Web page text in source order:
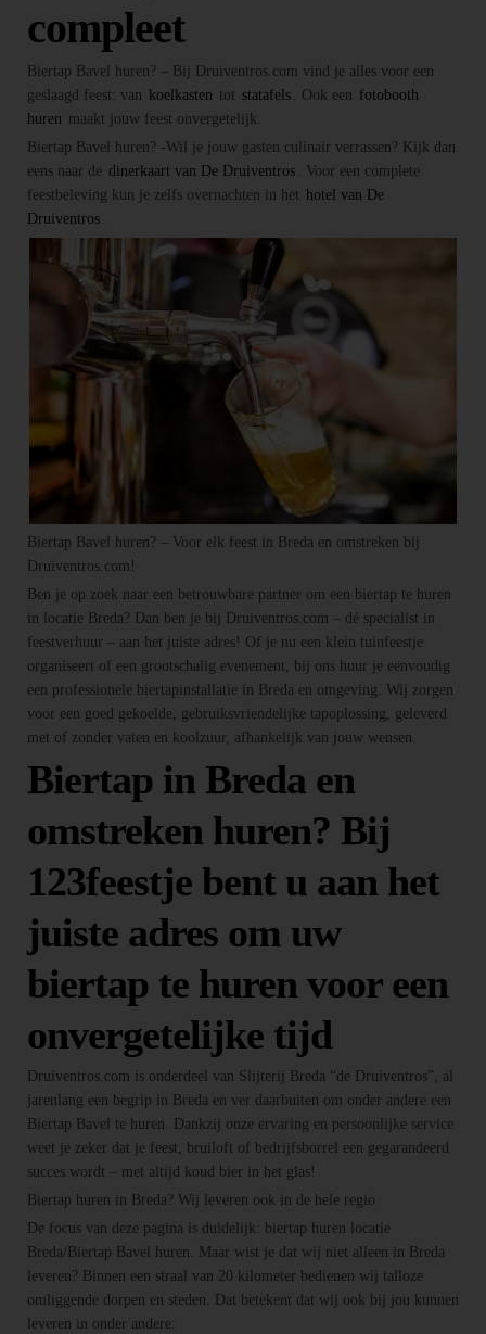
compleet
Biertap Bavel huren? – Bij Druiventros.com vind je alles voor een
geslaagd feest: van
koelkasten tot statafels . Ook een fotobooth
huren maakt jouw feest onvergetelijk.
Biertap Bavel huren? -Wil je jouw gasten culinair verrassen? Kijk dan
eens naar de dinerkaart van De Druiventros . Voor een complete
feestbeleving kun je zelfs overnachten in het
hotel van De
Druiventros .
Biertap Bavel huren? – Voor elk feest in Breda en omstreken bij
Druiventros.com!
Ben je op zoek naar een betrouwbare partner om een biertap te huren
in locatie Breda? Dan ben je bij Druiventros.com – dé specialist in
feestverhuur – aan het juiste adres! Of je nu een klein tuinfeestje
organiseert of een grootschalig evenement, bij ons huur je eenvoudig
een professionele biertapinstallatie in Breda en omgeving. Wij zorgen
voor een goed gekoelde, gebruiksvriendelijke tapoplossing, geleverd
met of zonder vaten en koolzuur, afhankelijk van jouw wensen.
Biertap in Breda en
omstreken huren? Bij
123feestje bent u aan het
juiste adres om uw
biertap te huren voor een
onvergetelijke tijd
Druiventros.com is onderdeel van Slijterij Breda “de Druiventros”, al
jarenlang een begrip in Breda en ver daarbuiten om onder andere een
Biertap Bavel te huren. Dankzij onze ervaring en persoonlijke service
weet je zeker dat je feest, bruiloft of bedrijfsborrel een gegarandeerd
succes wordt – met altijd koud bier in het glas!
Biertap huren in Breda? Wij leveren ook in de hele regio
De focus van deze pagina is duidelijk: biertap huren locatie
Breda/Biertap Bavel huren. Maar wist je dat wij niet alleen in Breda
leveren? Binnen een straal van 20 kilometer bedienen wij talloze
omliggende dorpen en steden. Dat betekent dat wij ook bij jou kunnen
leveren in onder andere: